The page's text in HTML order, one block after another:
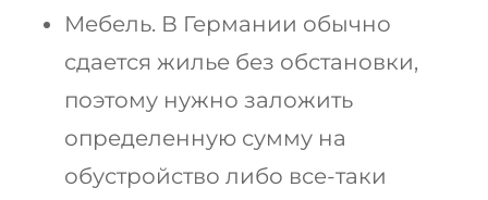
Мебель. В Германии обычно
сдается жилье без обстановки,
поэтому нужно заложить
определенную сумму на
обустройство либо все-таки